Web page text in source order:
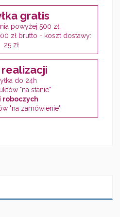
gratis
powyżej 500 zł.
zł brutto - koszt dostawy:
25 zł
realizacji
do 24h
"na stanie"
roboczych
"na zamówienie"